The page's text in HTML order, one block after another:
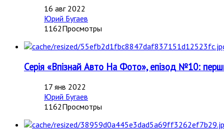
16 авг 2022
Юрий Бугаев
1162Просмотры
Серія «Впізнай Авто На Фото», епізод №10:
17 янв 2022
Юрий Бугаев
1162Просмотры